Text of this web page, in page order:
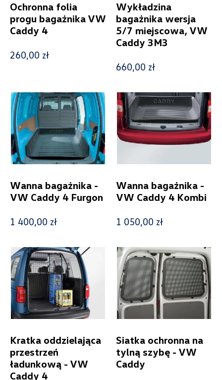
Ochronna folia
progu bagażnika VW
Caddy 4
260,00 zł
Wykładzina
bagażnika wersja
5/7 miejscowa, VW
Caddy 3M3
660,00 zł
Wanna bagażnika -
VW Caddy 4 Furgon
1 400,00 zł
Wanna bagażnika -
VW Caddy 4 Kombi
1 050,00 zł
Kratka oddzielająca
przestrzeń
ładunkową - VW
Caddy 4
Siatka ochronna na
tylną szybę - VW
Caddy